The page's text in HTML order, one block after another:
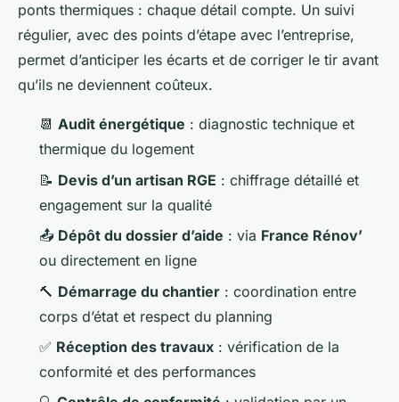
ponts thermiques : chaque détail compte. Un suivi
régulier, avec des points d’étape avec l’entreprise,
permet d’anticiper les écarts et de corriger le tir avant
qu’ils ne deviennent coûteux.
📆 Audit énergétique : diagnostic technique et
thermique du logement
📝 Devis d’un artisan RGE : chiffrage détaillé et
engagement sur la qualité
📤 Dépôt du dossier d’aide : via France Rénov’
ou directement en ligne
🔨 Démarrage du chantier : coordination entre
corps d’état et respect du planning
✅ Réception des travaux : vérification de la
conformité et des performances